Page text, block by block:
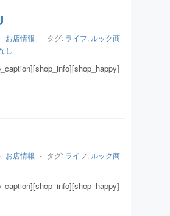
お店情報 - タグ: ライフ, ルック商
し
お店情報 - タグ: ライフ, ルック商